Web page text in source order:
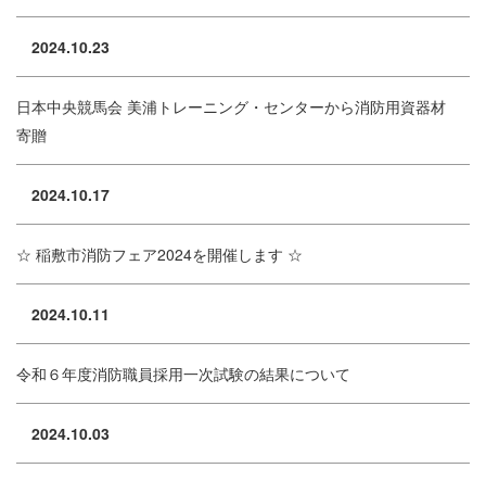
2024.10.23
日本中央競馬会 美浦トレーニング・センターから消防用資器材
寄贈
2024.10.17
☆ 稲敷市消防フェア2024を開催します ☆
2024.10.11
令和６年度消防職員採用一次試験の結果について
2024.10.03